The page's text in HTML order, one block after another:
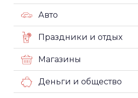
Авто
Праздники и отдых
Магазины
Деньги и общество